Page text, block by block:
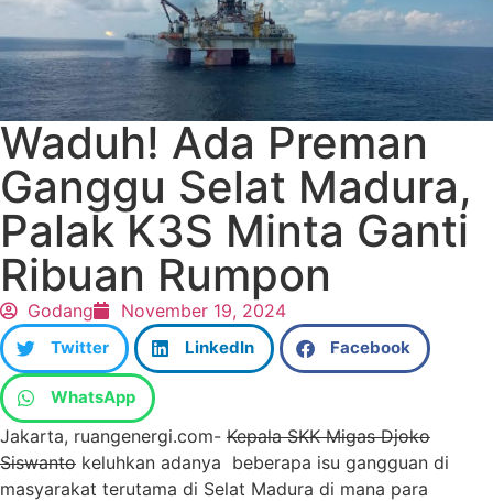
Waduh! Ada Preman
Ganggu Selat Madura,
Palak K3S Minta Ganti
Ribuan Rumpon
Godang November 19, 2024
Twitter LinkedIn Facebook
WhatsApp
Jakarta, ruangenergi.com- Kepala SKK Migas Djoko
Siswanto keluhkan adanya beberapa isu gangguan di
masyarakat terutama di Selat Madura di mana para